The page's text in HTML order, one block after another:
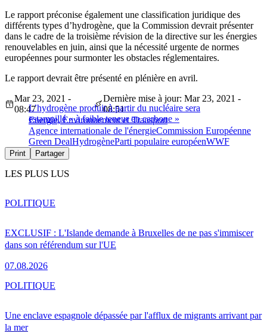
Le rapport préconise également une classification juridique des
différents types d’hydrogène, que la Commission devrait présenter
dans le cadre de la troisième révision de la directive sur les énergies
renouvelables en juin, ainsi que la nécessité urgente de normes
européennes pour surmonter les obstacles réglementaires.
Le rapport devrait être présenté en plénière en avril.
L’hydrogène produit à partir du nucléaire sera
estampillé « à faible teneur en carbone »
Mar 23, 2021 -
08:47
Dernière mise à jour: Mar 23, 2021 -
08:51
Energie, Environnement et Transport
Agence internationale de l'énergieCommission Européenne
Green DealHydrogèneParti populaire européenWWF
Print Partager
LES PLUS LUS
EXCLUSIF : L'Islande demande à Bruxelles de ne pas s'immiscer
dans son référendum sur l'UE
07.08.2026
POLITIQUE
Une enclave espagnole dépassée par l'afflux de migrants arrivant par
la mer
POLITIQUE